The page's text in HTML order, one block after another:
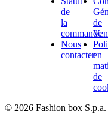
de
la
commande
Nous
contacter
de
en
de
© 2026 Fashion box